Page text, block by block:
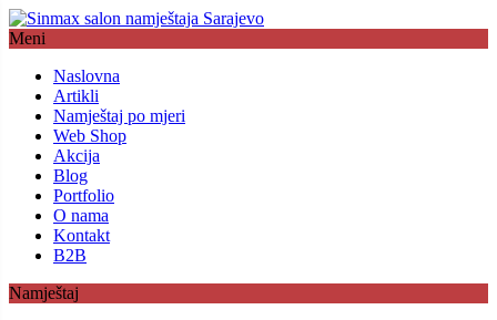
Meni
Naslovna
Artikli
Namještaj po mjeri
Web Shop
Akcija
Blog
Portfolio
O nama
Kontakt
B2B
Namještaj